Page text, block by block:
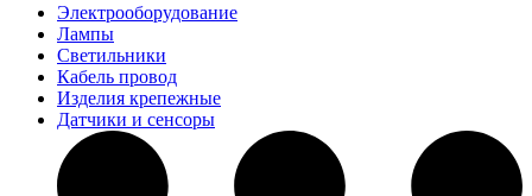
Электрооборудование
Лампы
Светильники
Кабель провод
Изделия крепежные
Датчики и сенсоры